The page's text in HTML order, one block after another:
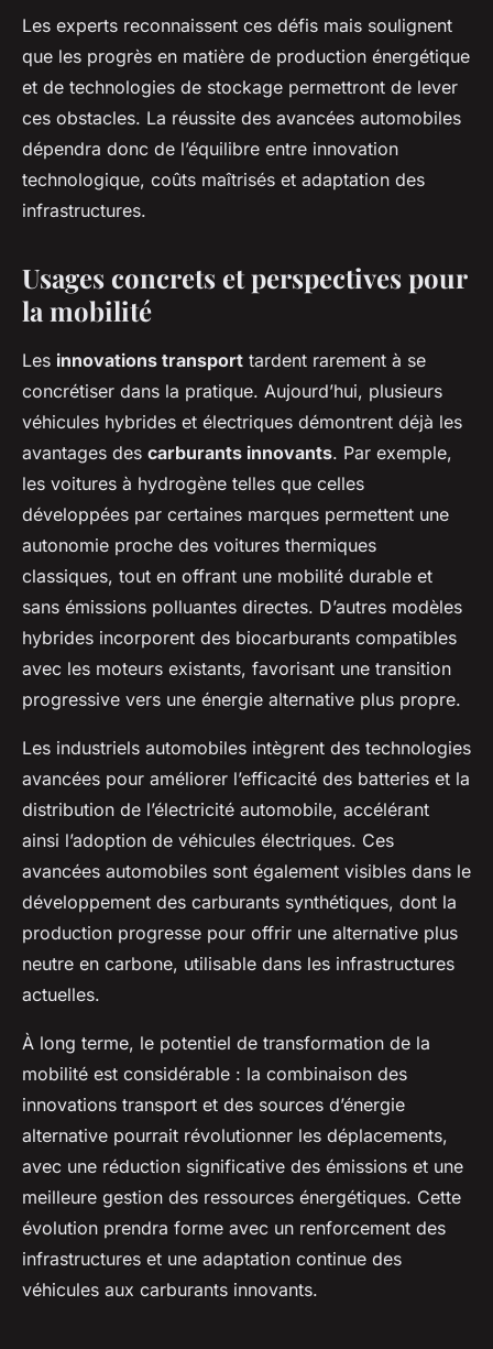
Les experts reconnaissent ces défis mais soulignent
que les progrès en matière de production énergétique
et de technologies de stockage permettront de lever
ces obstacles. La réussite des avancées automobiles
dépendra donc de l’équilibre entre innovation
technologique, coûts maîtrisés et adaptation des
infrastructures.
Usages concrets et perspectives pour
la mobilité
Les innovations transport tardent rarement à se
concrétiser dans la pratique. Aujourd’hui, plusieurs
véhicules hybrides et électriques démontrent déjà les
avantages des carburants innovants. Par exemple,
les voitures à hydrogène telles que celles
développées par certaines marques permettent une
autonomie proche des voitures thermiques
classiques, tout en offrant une mobilité durable et
sans émissions polluantes directes. D’autres modèles
hybrides incorporent des biocarburants compatibles
avec les moteurs existants, favorisant une transition
progressive vers une énergie alternative plus propre.
Les industriels automobiles intègrent des technologies
avancées pour améliorer l’efficacité des batteries et la
distribution de l’électricité automobile, accélérant
ainsi l’adoption de véhicules électriques. Ces
avancées automobiles sont également visibles dans le
développement des carburants synthétiques, dont la
production progresse pour offrir une alternative plus
neutre en carbone, utilisable dans les infrastructures
actuelles.
À long terme, le potentiel de transformation de la
mobilité est considérable : la combinaison des
innovations transport et des sources d’énergie
alternative pourrait révolutionner les déplacements,
avec une réduction significative des émissions et une
meilleure gestion des ressources énergétiques. Cette
évolution prendra forme avec un renforcement des
infrastructures et une adaptation continue des
véhicules aux carburants innovants.